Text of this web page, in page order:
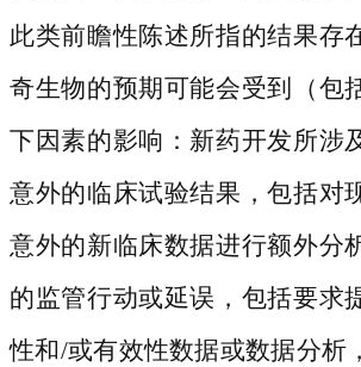
此类前瞻性陈述所指的结果存
奇生物的预期可能会受到（包
下因素的影响：新药开发所涉
意外的临床试验结果，包括对
意外的新临床数据进行额外分
的监管行动或延误，包括要求
性和/或有效性数据或数据分析